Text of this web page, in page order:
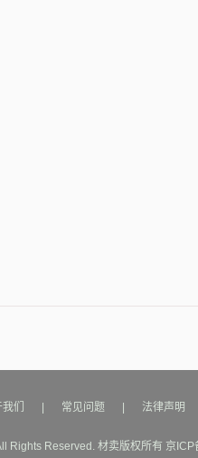
们 常见问题 法律声明
Rights Reserved. 材卖版权所有 京ICP